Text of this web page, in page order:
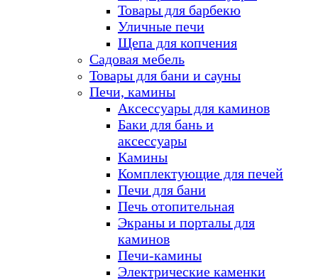
Товары для барбекю
Уличные печи
Щепа для копчения
Садовая мебель
Товары для бани и сауны
Печи, камины
Аксессуары для каминов
Баки для бань и
аксессуары
Камины
Комплектующие для печей
Печи для бани
Печь отопительная
Экраны и порталы для
каминов
Печи-камины
Электрические каменки